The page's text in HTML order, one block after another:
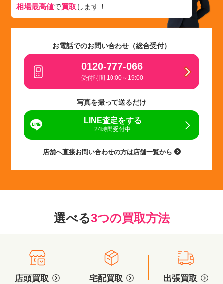
相場最高値で買取 します！
お電話でのお問い合わせ（総合受付）
0120-777-066
受付時間 10:00～19:00
写真を撮って送るだけ
LINE査定をする
24時間受付中
店舗へ直接お問い合わせの方は店舗一覧から
選べる3つの買取方法
店頭買取 宅配買取 出張買取